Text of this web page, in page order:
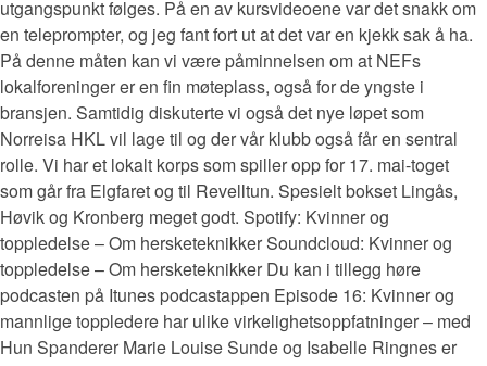
utgangspunkt følges. På en av kursvideoene var det snakk om
en teleprompter, og jeg fant fort ut at det var en kjekk sak å ha.
På denne måten kan vi være påminnelsen om at NEFs
lokalforeninger er en fin møteplass, også for de yngste i
bransjen. Samtidig diskuterte vi også det nye løpet som
Norreisa HKL vil lage til og der vår klubb også får en sentral
rolle. Vi har et lokalt korps som spiller opp for 17. mai-toget
som går fra Elgfaret og til Revelltun. Spesielt bokset Lingås,
Høvik og Kronberg meget godt. Spotify: Kvinner og
toppledelse – Om hersketeknikker Soundcloud: Kvinner og
toppledelse – Om hersketeknikker Du kan i tillegg høre
podcasten på Itunes podcastappen Episode 16: Kvinner og
mannlige toppledere har ulike virkelighetsoppfatninger – med
Hun Spanderer Marie Louise Sunde og Isabelle Ringnes er